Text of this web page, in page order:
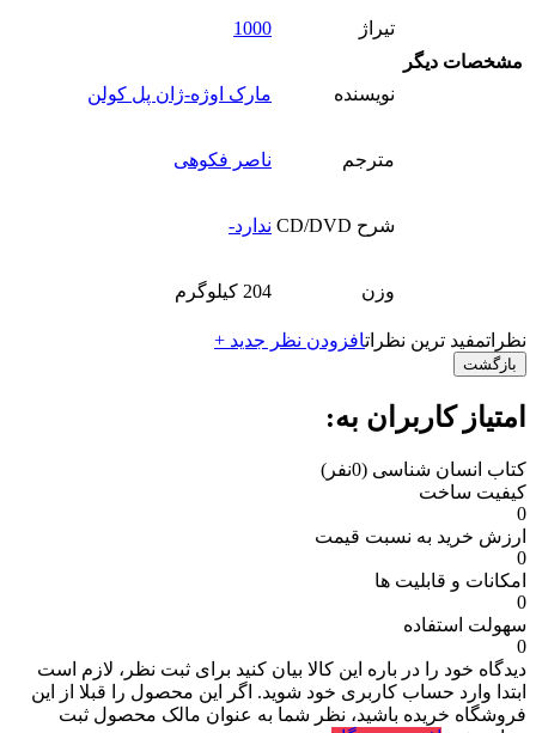
مشخصات دیگر
تیراژ 1000
نویسنده مارک اوژه-ژان پل کولن
مترجم ناصر فکوهی
شرح CD/DVD ندارد-
وزن 204 کیلوگرم
نظراتمفید ترین نظراتافزودن نظر جدید +
بازگشت
امتیاز کاربران به:
کتاب انسان شناسی (0نفر)
کیفیت ساخت
0
ارزش خرید به نسبت قیمت
0
امکانات و قابلیت ها
0
سهولت استفاده
0
دیدگاه خود را در باره این کالا بیان کنید برای ثبت نظر، لازم است
ابتدا وارد حساب کاربری خود شوید. اگر این محصول را قبلا از این
فروشگاه خریده باشید، نظر شما به عنوان مالک محصول ثبت